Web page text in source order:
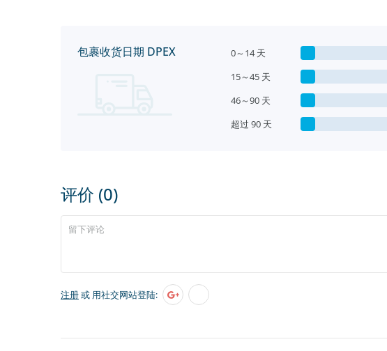
包裹收货日期 DPEX
0～14 天
15～45 天
46～90 天
超过 90 天
评价 (0)
注册或 用社交网站登陆: